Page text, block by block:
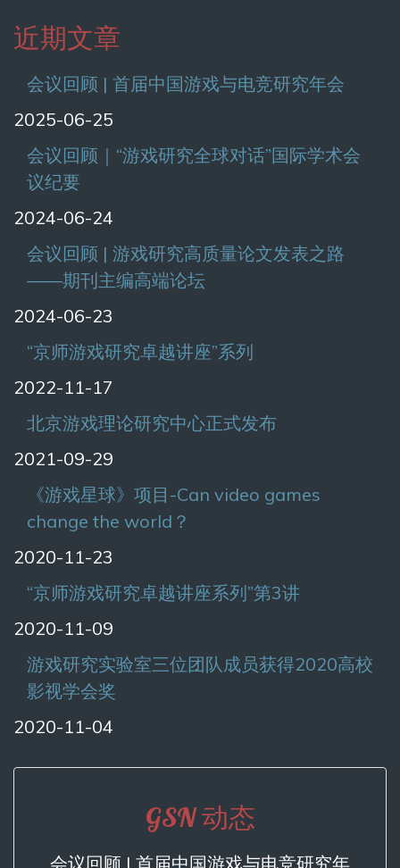
近期文章
会议回顾 | 首届中国游戏与电竞研究年会
2025-06-25
会议回顾｜“游戏研究全球对话”国际学术会
议纪要
2024-06-24
会议回顾 | 游戏研究高质量论文发表之路
——期刊主编高端论坛
2024-06-23
“京师游戏研究卓越讲座”系列
2022-11-17
北京游戏理论研究中心正式发布
2021-09-29
《游戏星球》项目-Can video games
change the world？
2020-11-23
“京师游戏研究卓越讲座系列”第3讲
2020-11-09
游戏研究实验室三位团队成员获得2020高校
影视学会奖
2020-11-04
GSN 动态
会议回顾 | 首届中国游戏与电竞研究年